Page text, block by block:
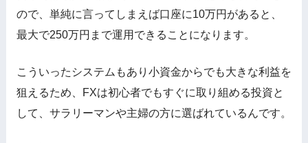
ので、単純に言ってしまえば口座に10万円があると、
最大で250万円まで運用できることになります。
こういったシステムもあり小資金からでも大きな利益を
狙えるため、FXは初心者でもすぐに取り組める投資と
して、サラリーマンや主婦の方に選ばれているんです。